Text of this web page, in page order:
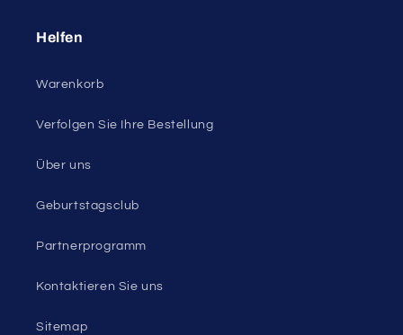
Helfen
Warenkorb
Verfolgen Sie Ihre Bestellung
Über uns
Geburtstagsclub
Partnerprogramm
Kontaktieren Sie uns
Sitemap